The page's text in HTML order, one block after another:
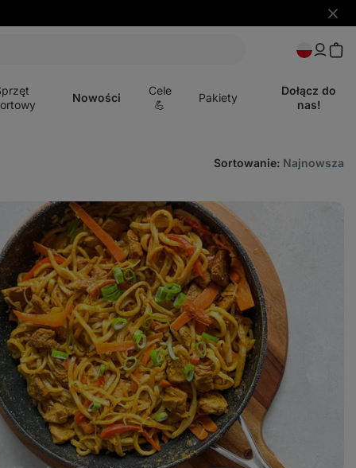
Ukryj
Nowości
Cele
💪
menu
Pakiety
Dołącz do
nas!
Sortowanie: Najnowsza